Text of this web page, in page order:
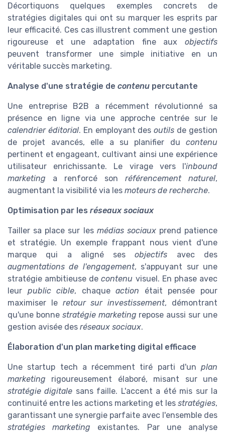
Décortiquons quelques exemples concrets de
stratégies digitales qui ont su marquer les esprits par
leur efficacité. Ces cas illustrent comment une gestion
rigoureuse et une adaptation fine aux objectifs
peuvent transformer une simple initiative en un
véritable succès marketing.
Analyse d'une stratégie de contenu percutante
Une entreprise B2B a récemment révolutionné sa
présence en ligne via une approche centrée sur le
calendrier éditorial. En employant desoutils de gestion
de projet avancés, elle a su planifier du contenu
pertinent et engageant, cultivant ainsi une expérience
utilisateur enrichissante. Le virage vers l'inbound
marketing a renforcé son référencement naturel,
augmentant la visibilité via les moteurs de recherche.
Optimisation par les réseaux sociaux
Tailler sa place sur les médias sociauxprend patience
et stratégie. Un exemple frappant nous vient d'une
marque qui a aligné sesobjectifs avec des
augmentations de l'engagement, s'appuyant sur une
stratégie ambitieuse decontenu visuel. En phase avec
leur public cible, chaqueaction était pensée pour
maximiser le retour sur investissement, démontrant
qu'une bonne stratégie marketing repose aussi sur une
gestion avisée des réseaux sociaux.
Élaboration d'un plan marketing digital efficace
Une startup tech a récemment tiré parti d'un plan
marketing rigoureusement élaboré, misant sur une
stratégie digitale sans faille. L'accent a été mis sur la
continuité entre les actions marketing et les stratégies,
garantissant une synergie parfaite avec l'ensemble des
stratégies marketing existantes. Par une analyse